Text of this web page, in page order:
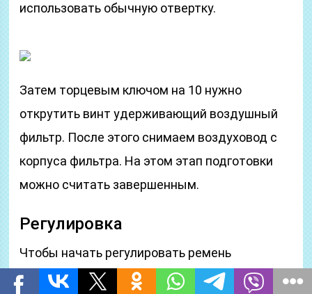
использовать обычную отвертку.
Затем торцевым ключом на 10 нужно
открутить винт удерживающий воздушный
фильтр. После этого снимаем воздуховод с
корпуса фильтра. На этом этап подготовки
можно считать завершенным.
Регулировка
Чтобы начать регулировать ремень
генератора Нива Шевроле нужно ослабить 3